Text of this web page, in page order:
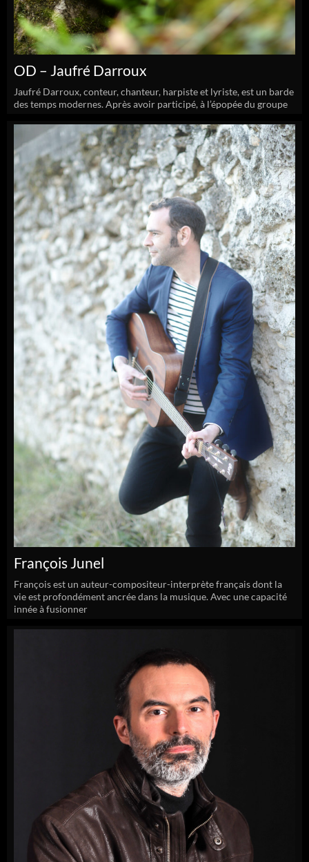
OD – Jaufré Darroux
Jaufré Darroux, conteur, chanteur, harpiste et lyriste, est un barde
des temps modernes. Après avoir participé, à l’épopée du groupe
François Junel
François est un auteur-compositeur-interprète français dont la
vie est profondément ancrée dans la musique. Avec une capacité
innée à fusionner